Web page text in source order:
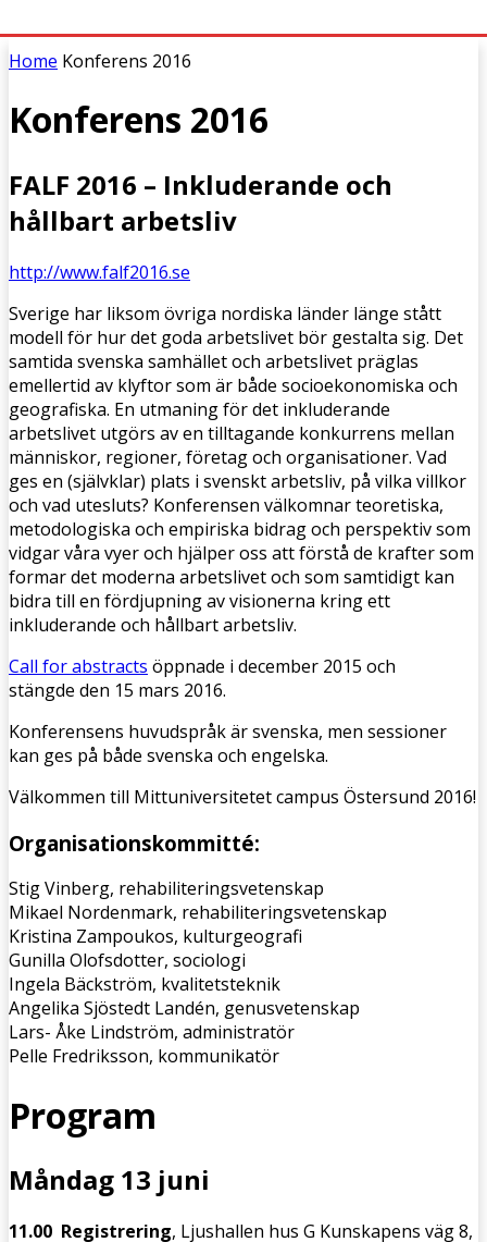
Home Konferens 2016
Konferens 2016
FALF 2016 – Inkluderande och
hållbart arbetsliv
http://www.falf2016.se
Sverige har liksom övriga nordiska länder länge stått
modell för hur det goda arbetslivet bör gestalta sig. Det
samtida svenska samhället och arbetslivet präglas
emellertid av klyftor som är både socioekonomiska och
geografiska. En utmaning för det inkluderande
arbetslivet utgörs av en tilltagande konkurrens mellan
människor, regioner, företag och organisationer. Vad
ges en (självklar) plats i svenskt arbetsliv, på vilka villkor
och vad utesluts? Konferensen välkomnar teoretiska,
metodologiska och empiriska bidrag och perspektiv som
vidgar våra vyer och hjälper oss att förstå de krafter som
formar det moderna arbetslivet och som samtidigt kan
bidra till en fördjupning av visionerna kring ett
inkluderande och hållbart arbetsliv.
Call for abstracts öppnade i december 2015 och
stängde den 15 mars 2016.
Konferensens huvudspråk är svenska, men sessioner
kan ges på både svenska och engelska.
Välkommen till Mittuniversitetet campus Östersund 2016!
Organisationskommitté:
Stig Vinberg, rehabiliteringsvetenskap
Mikael Nordenmark, rehabiliteringsvetenskap
Kristina Zampoukos, kulturgeografi
Gunilla Olofsdotter, sociologi
Ingela Bäckström, kvalitetsteknik
Angelika Sjöstedt Landén, genusvetenskap
Lars- Åke Lindström, administratör
Pelle Fredriksson, kommunikatör
Program
Måndag 13 juni
11.00 Registrering, Ljushallen hus G Kunskapens väg 8,